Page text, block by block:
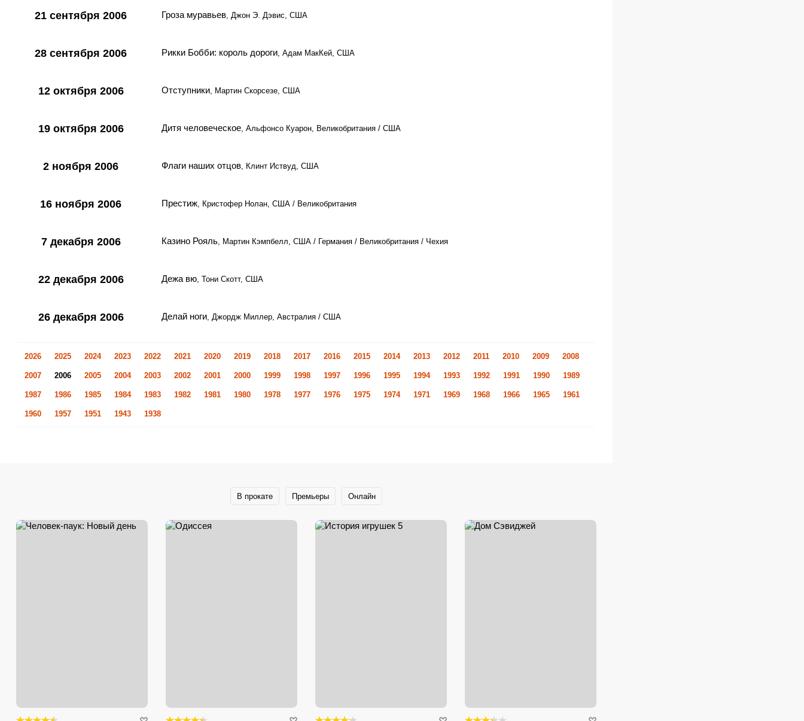
21 сентября 2006 Гроза муравьев, Джон Э. Дэвис, США
28 сентября 2006 Рикки Бобби: король дороги, Адам МакКей, США
12 октября 2006 Отступники, Мартин Скорсезе, США
19 октября 2006 Дитя человеческое, Альфонсо Куарон, Великобритания / США
2 ноября 2006 Флаги наших отцов, Клинт Иствуд, США
16 ноября 2006 Престиж, Кристофер Нолан, США / Великобритания
7 декабря 2006 Казино Рояль, Мартин Кэмпбелл, США / Германия / Великобритания / Чехия
22 декабря 2006 Дежа вю, Тони Скотт, США
26 декабря 2006 Делай ноги, Джордж Миллер, Австралия / США
2026 2025 2024 2023 2022 2021 2020 2019 2018 2017 2016 2015 2014 2013 2012 2011 2010 2009 2008
2007 2006 2005 2004 2003 2002 2001 2000 1999 1998 1997 1996 1995 1994 1993 1992 1991 1990 1989
1987 1986 1985 1984 1983 1982 1981 1980 1978 1977 1976 1975 1974 1971 1969 1968 1966 1965 1961
1960 1957 1951 1943 1938
В прокате Премьеры Онлайн